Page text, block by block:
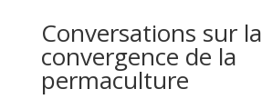
Conversations sur la
convergence de la
permaculture